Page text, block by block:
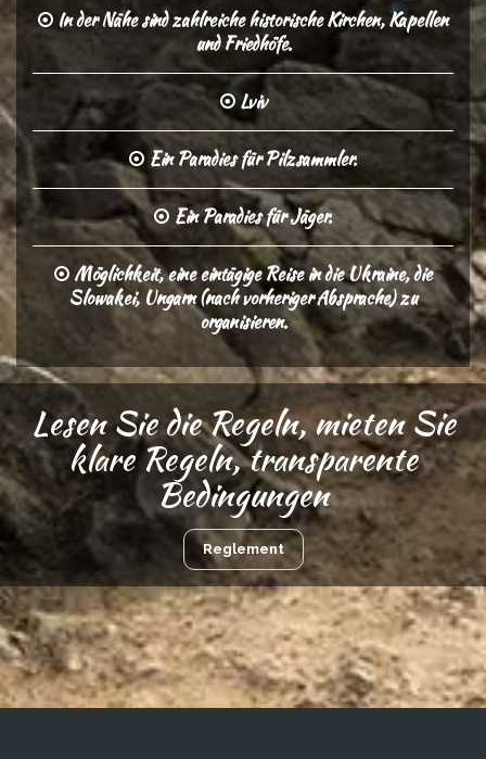
In der Nähe sind zahlreiche historische Kirchen, Kapellen
und Friedhöfe.
Lviv
Ein Paradies für Pilzsammler.
Ein Paradies für Jäger.
Möglichkeit, eine eintägige Reise in die Ukraine, die
Slowakei, Ungarn (nach vorheriger Absprache) zu
organisieren.
Lesen Sie die Regeln, mieten Sie
klare Regeln, transparente
Bedingungen
Reglement